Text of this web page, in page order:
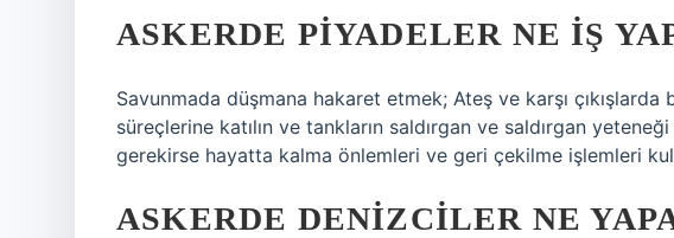
ASKERDE PIYADELER NE IŞ
Savunmada düşmana hakaret etmek; Ateş ve karşı çıkışlarda
süreçlerine katılın ve tankların saldırgan ve saldırgan
gerekirse hayatta kalma önlemleri ve geri çekilme işlemleri
ASKERDE DENIZCILER NE